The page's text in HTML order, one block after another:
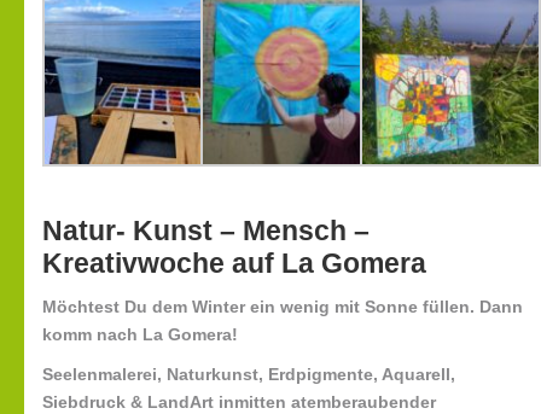
Natur- Kunst – Mensch –
Kreativwoche auf La Gomera
Möchtest Du dem Winter ein wenig mit Sonne füllen. Dann
komm nach La Gomera!
Seelenmalerei, Naturkunst, Erdpigmente, Aquarell,
Siebdruck & LandArt inmitten atemberaubender